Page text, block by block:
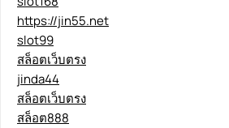
https://jin55.net
slot99
สล็อตเว็บตรง
jinda44
สล็อตเว็บตรง
สล็อต888